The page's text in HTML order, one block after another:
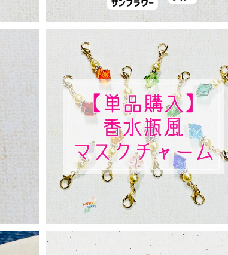
ャーム
香水瓶風チャーム(虹色セラピーカラー)
¥400